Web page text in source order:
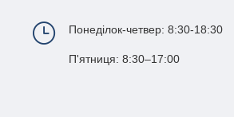
} Понеділок-четвер: 8:30-18:30
П'ятниця: 8:30–17:00